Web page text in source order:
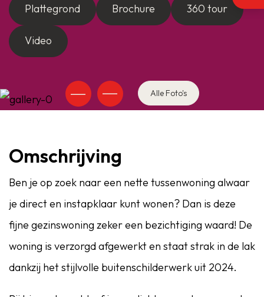
Plattegrond Brochure 360 tour
Video
Alle Foto's
Omschrijving
Ben je op zoek naar een nette tussenwoning alwaar
je direct en instapklaar kunt wonen? Dan is deze
fijne gezinswoning zeker een bezichtiging waard! De
woning is verzorgd afgewerkt en staat strak in de lak
dankzij het stijlvolle buitenschilderwerk uit 2024.